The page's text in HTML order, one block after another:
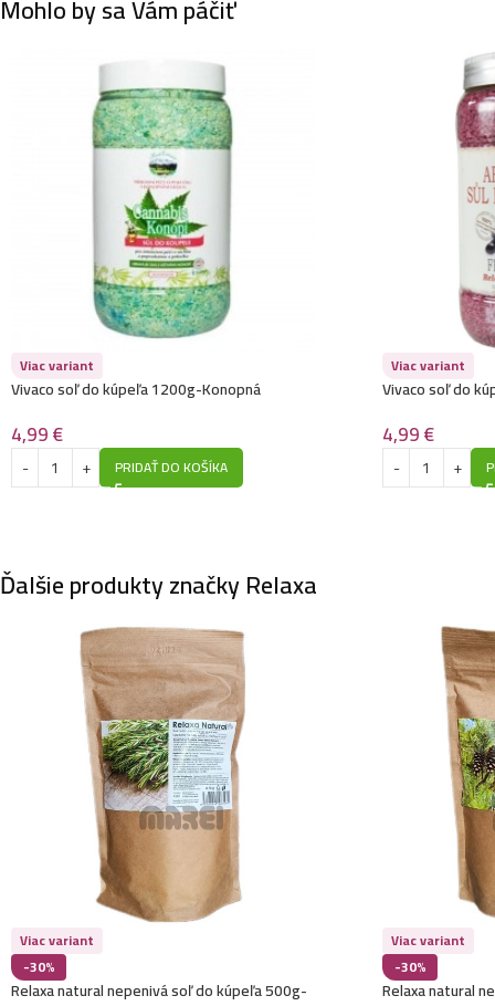
Mohlo by sa Vám páčiť
Viac variant
Vivaco soľ do kúpeľa 1200g-Konopná
4,99€
PRIDAŤ DO KOŠÍKA
Viac variant
Vivaco soľ do
4,99€
Ďalšie produkty značky Relaxa
-30%
Viac variant
Relaxa natural nepenivá soľ do kúpeľa 500g-
-30%
Viac variant
Relaxa natural